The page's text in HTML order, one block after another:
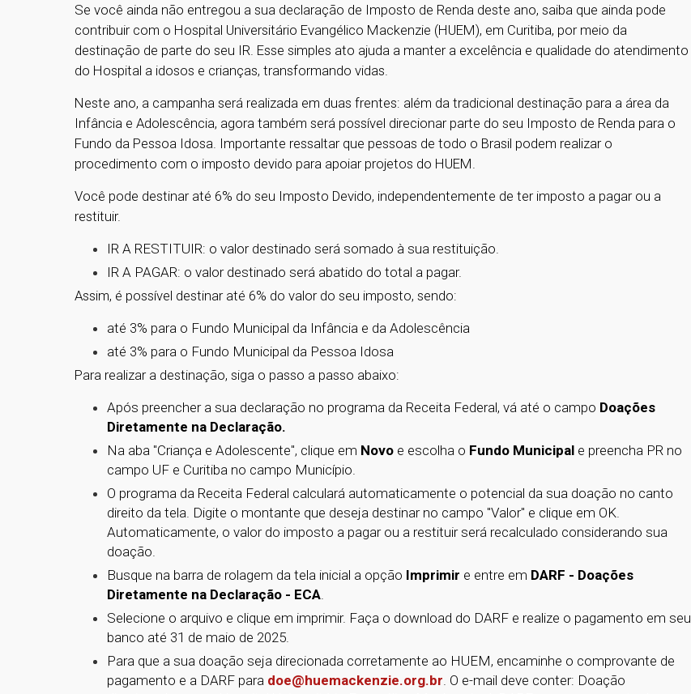
Se você ainda não entregou a sua declaração de Imposto de Renda deste ano, saiba que ainda pode
contribuir com o Hospital Universitário Evangélico Mackenzie (HUEM), em Curitiba, por meio da
destinação de parte do seu IR. Esse simples ato ajuda a manter a excelência e qualidade do atendimento
do Hospital a idosos e crianças, transformando vidas.
Neste ano, a campanha será realizada em duas frentes: além da tradicional destinação para a área da
Infância e Adolescência, agora também será possível direcionar parte do seu Imposto de Renda para o
Fundo da Pessoa Idosa. Importante ressaltar que pessoas de todo o Brasil podem realizar o
procedimento com o imposto devido para apoiar projetos do HUEM.
Você pode destinar até 6% do seu Imposto Devido, independentemente de ter imposto a pagar ou a
restituir.
IR A RESTITUIR: o valor destinado será somado à sua restituição.
IR A PAGAR: o valor destinado será abatido do total a pagar.
Assim, é possível destinar até 6% do valor do seu imposto, sendo:
até 3% para o Fundo Municipal da Infância e da Adolescência
até 3% para o Fundo Municipal da Pessoa Idosa
Para realizar a destinação, siga o passo a passo abaixo:
Após preencher a sua declaração no programa da Receita Federal, vá até o campo Doações
Diretamente na Declaração.
Na aba "Criança e Adolescente", clique em Novo e escolha o Fundo Municipal e preencha PR no
campo UF e Curitiba no campo Município.
O programa da Receita Federal calculará automaticamente o potencial da sua doação no canto
direito da tela. Digite o montante que deseja destinar no campo "Valor" e clique em OK.
Automaticamente, o valor do imposto a pagar ou a restituir será recalculado considerando sua
doação.
Busque na barra de rolagem da tela inicial a opção Imprimir e entre em DARF - Doações
Diretamente na Declaração - ECA
Selecione o arquivo e clique em imprimir. Faça o download do DARF e realize o pagamento em seu
banco até 31 de maio de 2025.
Para que a sua doação seja direcionada corretamente ao HUEM, encaminhe o comprovante de
pagamento e a DARF para doe@huemackenzie.org.br . O e-mail deve conter: Doação